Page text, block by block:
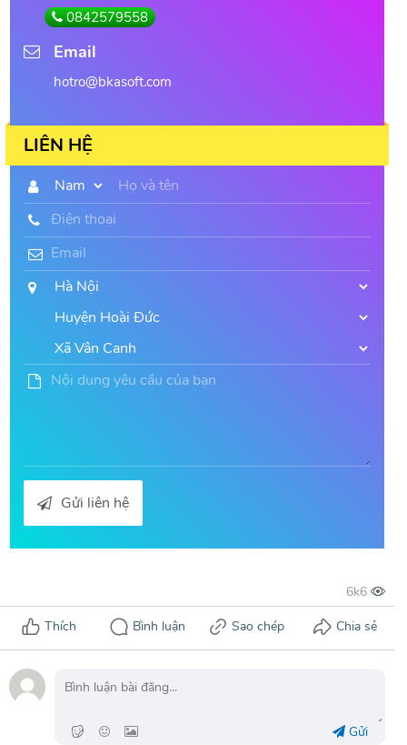
0842579558
Email
hotro@bkasoft.com
LIÊN HỆ
Gửi liên hệ
Gửi